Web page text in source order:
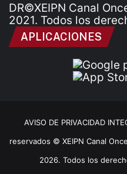
DR©XEIPN Canal
2021. Todos los
APLICACIONES
AVISO DE PRIVACIDAD
reservados © XEIPN Canal
2026. Todos los